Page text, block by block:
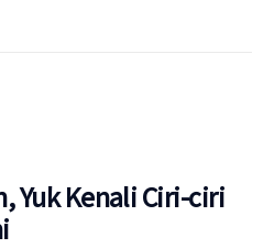
Yuk Kenali Ciri-ciri